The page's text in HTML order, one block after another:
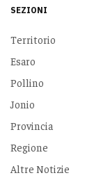
SEZIONI
Territorio
Esaro
Pollino
Jonio
Provincia
Regione
Altre Notizie